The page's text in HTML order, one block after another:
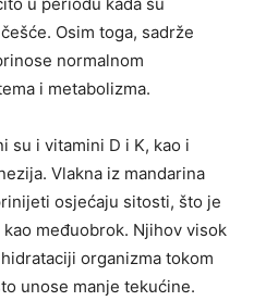
u periodu kada su
Osim toga, sadrže
normalnom
i metabolizma.
su i vitamini D i K, kao i
Vlakna iz mandarina
osjećaju sitosti, što je
međuobrok. Njihov visok
organizma tokom
unose manje tekućine.